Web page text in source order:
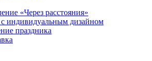
«Через расстояния»
индивидуальным дизайном
праздника